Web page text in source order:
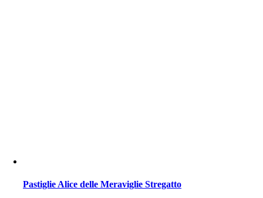
Pastiglie Alice delle Meraviglie Stregatto